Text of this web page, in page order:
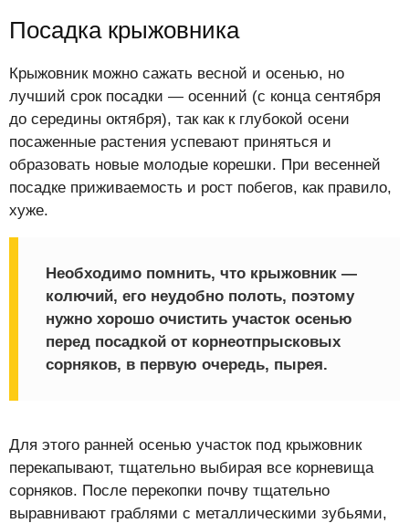
Посадка крыжовника
Крыжовник можно сажать весной и осенью, но
лучший срок посадки — осенний (с конца сентября
до середины октября), так как к глубокой осени
посаженные растения успевают приняться и
образовать новые молодые корешки. При весенней
посадке приживаемость и рост побегов, как правило,
хуже.
Необходимо помнить, что крыжовник —
колючий, его неудобно полоть, поэтому
нужно хорошо очистить участок осенью
перед посадкой от корнеотпрысковых
сорняков, в первую очередь, пырея.
Для этого ранней осенью участок под крыжовник
перекапывают, тщательно выбирая все корневища
сорняков. После перекопки почву тщательно
выравнивают граблями с металлическими зубьями,